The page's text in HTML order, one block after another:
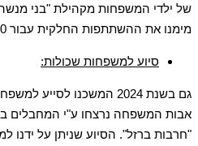
של ילדי המשפחות מקהילת "בני
מימנו את ההשתתפות החלקית עבור 220 ילדים.
סיוע למשפחות שכולות:
גם בשנת 2024 המשכנו
אבות המשפחה נרצחו ע"י המחבלים